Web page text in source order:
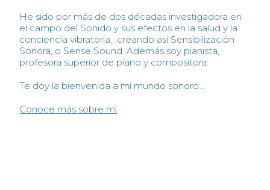
He sido por más de dos décadas investigadora en
el campo del Sonido y sus efectos en la salud y la
conciencia vibratoria, creando así Sensibilización
Sonora, o Sense Sound. Además soy pianista,
profesora superior de piano y compositora.
Te doy la bienvenida a mi mundo sonoro…
Conoce más sobre mí